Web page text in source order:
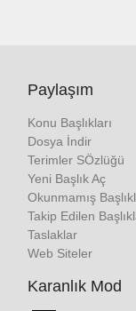
Paylaşım
Konu Başlıkları
Dosya İndir
Terimler SÖzlüğü
Yeni Başlık Aç
Okunmamış
Takip Edilen
Taslaklar
Web Siteler
Karanlık Mod